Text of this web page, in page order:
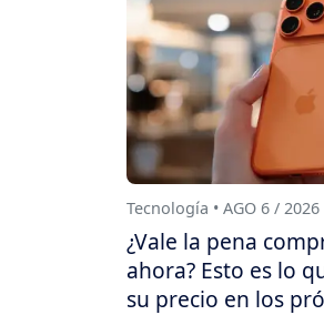
Tecnología • AGO 6 / 2026
¿Vale la pena
ahora? Esto es lo
su precio en los